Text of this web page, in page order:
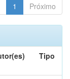
1 Próximo
Tipo